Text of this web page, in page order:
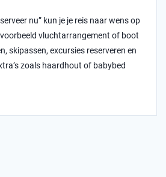
nu” kun je je reis naar wens op
vluchtarrangement of boot
skipassen, excursies reserveren en
zoals haardhout of babybed